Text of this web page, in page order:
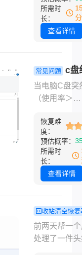
pagefile.sys
文件导致系
溃！那么c盘
认证工程师
写，严格遵循
Windows官
规范，聚焦“
圾而不误删”
标。8大方法
用系统原生
每步标注“可
删”标识，实
清理释放
失。助你安
解决问题！
所需时
长：
查看详情
常见问题 c盘
怎么清理c
没有影响？
放C盘空间
当电脑C盘突
（使用率＞
顿、更新失
件闪退接踵
许多用户慌
删系统文件
溃重装！那
由Windows
化工程师撰
格依据微软
恢复难
度：
预估概率：
所需时
长：
查看详情
回收站清空恢
误删的文件
站没有怎么
前两天帮一
处理了一件